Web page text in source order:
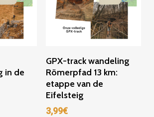
in de
Ajouter Au Panier
GPX-track wandeling
Römerpfad 13 km:
etappe van de
Eifelsteig
3,99€